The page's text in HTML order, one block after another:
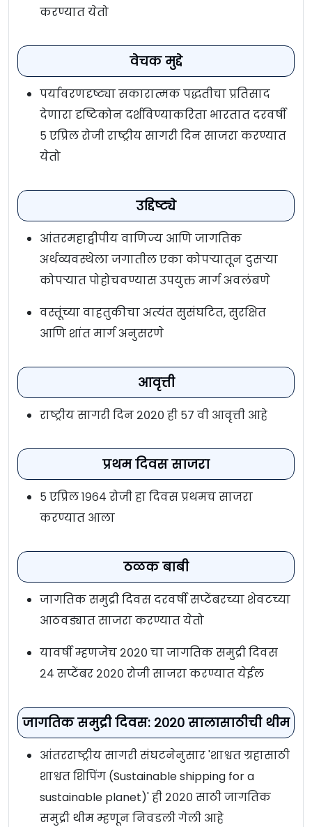
करण्यात येतो
वेचक मुद्दे
पर्यावरणदृष्ट्या सकारात्मक पद्धतीचा प्रतिसाद
देणारा दृष्टिकोन दर्शविण्याकरिता भारतात दरवर्षी
५ एप्रिल रोजी राष्ट्रीय सागरी दिन साजरा करण्यात
येतो
उद्दिष्ट्ये
आंतरमहाद्वीपीय वाणिज्य आणि जागतिक
अर्थव्यवस्थेला जगातील एका कोपऱ्यातून दुसर्‍या
कोपऱ्यात पोहोचवण्यास उपयुक्त मार्ग अवलंबणे
वस्तूंच्या वाहतुकीचा अत्यंत सुसंघटित, सुरक्षित
आणि शांत मार्ग अनुसरणे
आवृत्ती
राष्ट्रीय सागरी दिन २०२० ही ५७ वी आवृत्ती आहे
प्रथम दिवस साजरा
५ एप्रिल १९६४ रोजी हा दिवस प्रथमच साजरा
करण्यात आला
ठळक बाबी
जागतिक समुद्री दिवस दरवर्षी सप्टेंबरच्या शेवटच्या
आठवड्यात साजरा करण्यात येतो
यावर्षी म्हणजेच २०२० चा जागतिक समुद्री दिवस
२४ सप्टेंबर २०२० रोजी साजरा करण्यात येईल
जागतिक समुद्री दिवस: २०२० सालासाठीची थीम
आंतरराष्ट्रीय सागरी संघटनेनुसार 'शाश्वत ग्रहासाठी
शाश्वत शिपिंग (Sustainable shipping for a
sustainable planet)' ही २०२० साठी जागतिक
समुद्री थीम म्हणून निवडली गेली आहे